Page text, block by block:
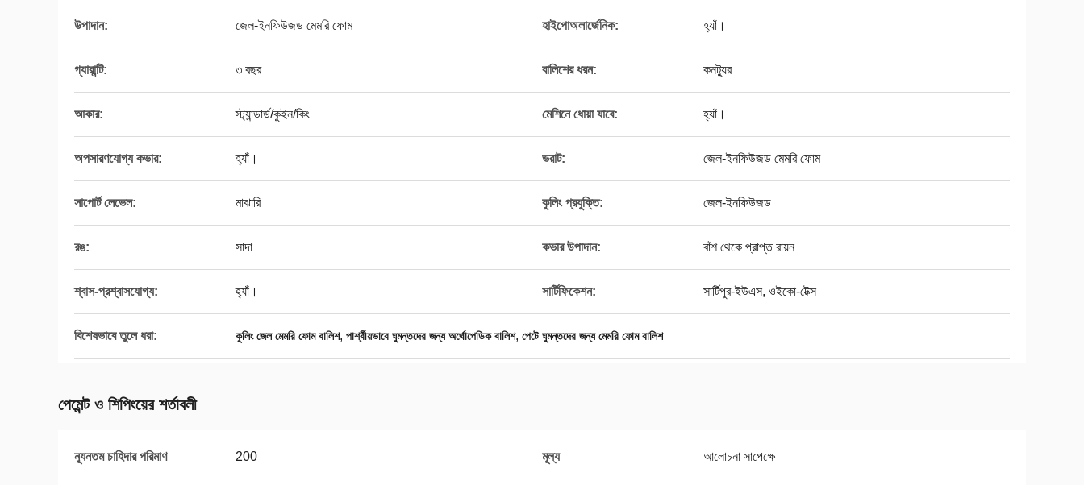
উপাদান: জেল-ইনফিউজড মেমরি ফোম হাইপোঅলার্জেনিক: হ্যাঁ।
গ্যারান্টি: ৩ বছর বালিশের ধরন: কনট্যুর
আকার: স্ট্যান্ডার্ড/কুইন/কিং মেশিনে ধোয়া যাবে: হ্যাঁ।
অপসারণযোগ্য কভার: হ্যাঁ। ভরাট: জেল-ইনফিউজড মেমরি ফোম
সাপোর্ট লেভেল: মাঝারি কুলিং প্রযুক্তি: জেল-ইনফিউজড
রঙ: সাদা কভার উপাদান: বাঁশ থেকে প্রাপ্ত রায়ন
শ্বাস-প্রশ্বাসযোগ্য: হ্যাঁ। সার্টিফিকেশন: সার্টিপুর-ইউএস, ওইকো-টেক্স
বিশেষভাবে তুলে ধরা: কুলিং জেল মেমরি ফোম বালিশ, পার্শ্বীয়ভাবে ঘুমন্তদের জন্য অর্থোপেডিক বালিশ, পেটে ঘুমন্তদের জন্য মেমরি ফোম বালিশ
পেমেন্ট ও শিপিংয়ের শর্তাবলী
ন্যূনতম চাহিদার পরিমাণ 200 মূল্য আলোচনা সাপেক্ষে